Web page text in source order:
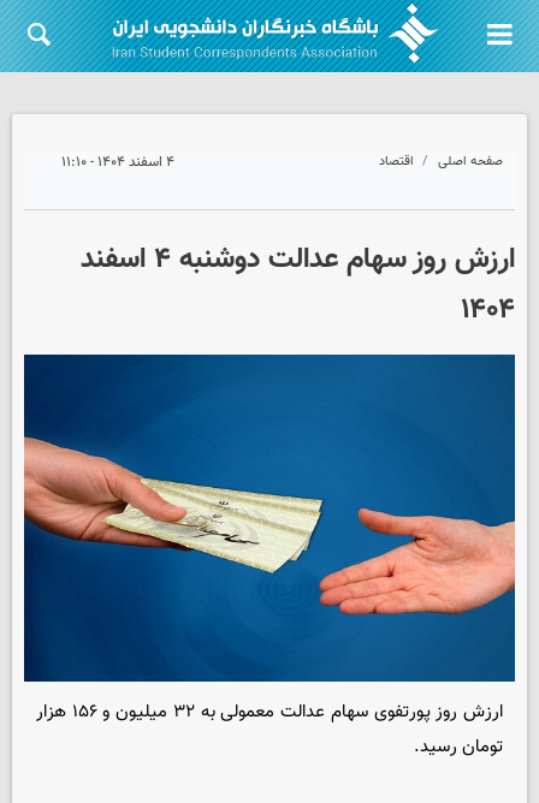
صفحه اصلی اقتصاد ۴ اسفند ۱۴۰۴ - ۱۱:۱۰
ارزش روز سهام عدالت دوشنبه ۴ اسفند
۱۴۰۴
ارزش روز پورتفوی سهام عدالت معمولی به ۳۲ میلیون و ۱۵۶ هزار
تومان رسید.